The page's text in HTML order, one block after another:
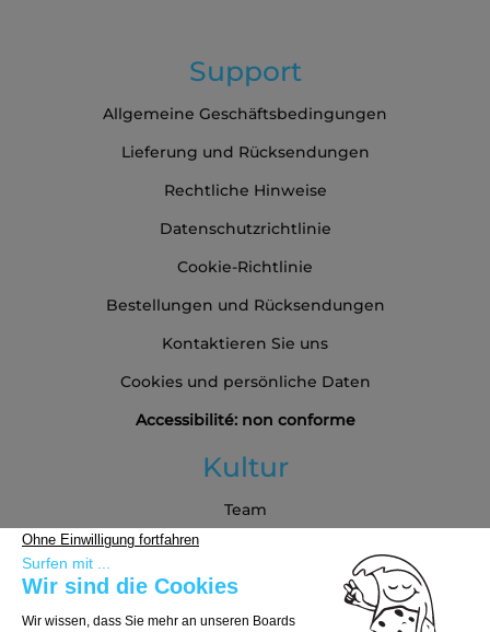
Support
Allgemeine Geschäftsbedingungen
Lieferung und Rücksendungen
Rechtliche Hinweise
Datenschutzrichtlinie
Cookie-Richtlinie
Bestellungen und Rücksendungen
Kontaktieren Sie uns
Cookies und persönliche Daten
Accessibilité: non conforme
Kultur
Team
Partners